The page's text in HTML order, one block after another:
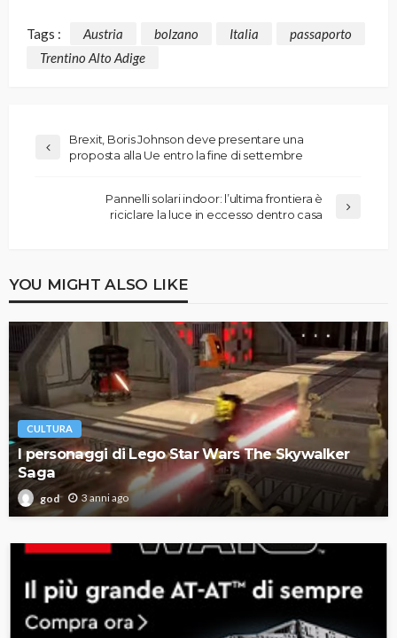
Tags : Austria bolzano Italia
passaporto
Trentino Alto Adige
Brexit, Boris Johnson deve presentare una
proposta alla Ue entro la fine di settembre
Pannelli solari indoor: l’ultima frontiera è
riciclare la luce in eccesso dentro casa
YOU MIGHT ALSO LIKE
CULTURA
I personaggi di Lego Star Wars The Skywalker
Saga
god 3 anni ago